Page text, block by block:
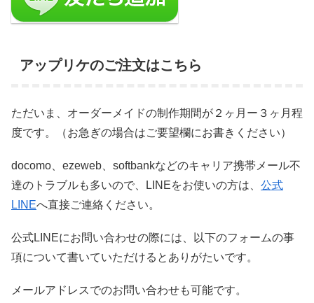
アップリケのご注文はこちら
ただいま、オーダーメイドの制作期間が２ヶ月ー３ヶ月程
度です。（お急ぎの場合はご要望欄にお書きください）
docomo、ezeweb、softbankなどのキャリア携帯メール不
達のトラブルも多いので、LINEをお使いの方は、 公式
LINEへ直接ご連絡ください。
公式LINEにお問い合わせの際には、以下のフォームの事
項について書いていただけるとありがたいです。
メールアドレスでのお問い合わせも可能です。